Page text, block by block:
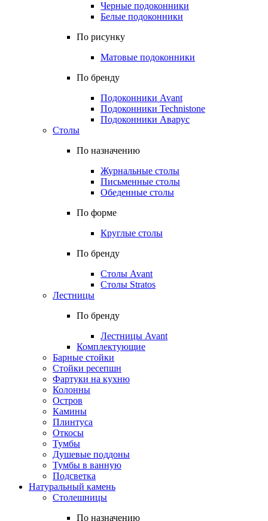
Черные подоконники
Белые подоконники
По рисунку
Матовые подоконники
По бренду
Подоконники Avant
Подоконники Technistone
Подоконники Аварус
Столы
По назначению
Журнальные столы
Письменные столы
Обеденные столы
По форме
Круглые столы
По бренду
Столы Avant
Столы Stratos
Лестницы
По бренду
Лестницы Avant
Комплектующие
Барные стойки
Стойки ресепшн
Фартуки на кухню
Колонны
Остров
Камины
Плинтуса
Откосы
Тумбы
Душевые поддоны
Тумбы в ванную
Подсветка
Натуральный камень
Столешницы
По назначению